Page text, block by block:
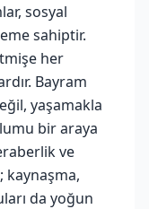
sosyal
sahiptir.
her
Bayram
yaşamakla
bir araya
ve
kaynaşma,
da yoğun